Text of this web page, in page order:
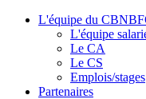
L'équipe du
L'équipe
Le CA
Le CS
Emplois/stages
Partenaires